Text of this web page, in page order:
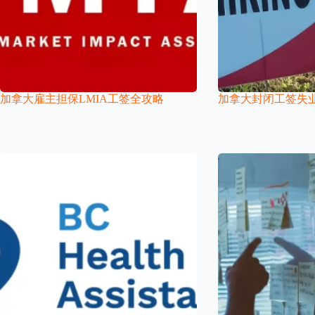
加拿大雇主担保LMIA工签全攻略 加拿大封闭工签失